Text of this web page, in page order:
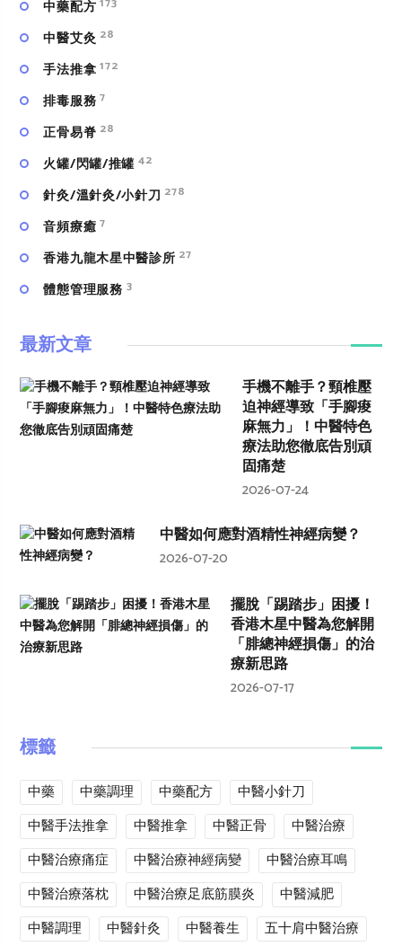
中藥配方
中醫艾灸 28
手法推拿 172
排毒服務 7
正骨易脊 28
火罐/閃罐/推罐 42
針灸/溫針灸/小針刀 278
⾳頻療癒 7
香港九龍木星中醫診所 27
體態管理服務 3
最新文章
手機不離手？頸椎壓
迫神經導致「手腳痠
麻無力」！中醫特色
療法助您徹底告別頑
固痛楚
2026-07-24
中醫如何應對酒精性神經病變？
2026-07-20
擺脫「踢踏步」困擾！
香港木星中醫為您解開
「腓總神經損傷」的治
療新思路
2026-07-17
標籤
中藥 中藥調理 中藥配方
中醫小針刀
中醫手法推拿
中醫推拿 中醫正骨
中醫治療
中醫治療痛症
中醫治療神經病變
中醫治療耳鳴
中醫治療落枕
中醫治療足底筋膜炎
中醫減肥
中醫調理
中醫針灸 中醫養生 五十肩中醫治療